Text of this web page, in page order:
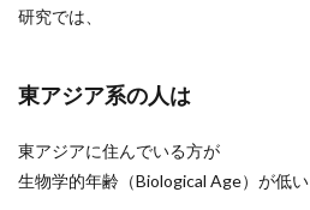
研究では、
東アジア系の人は
東アジアに住んでいる方が
生物学的年齢（Biological Age）が低い